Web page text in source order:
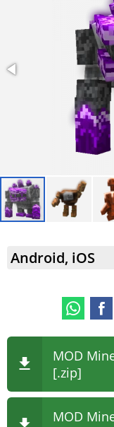
Android, iOS
MOD
[.zip]
MOD